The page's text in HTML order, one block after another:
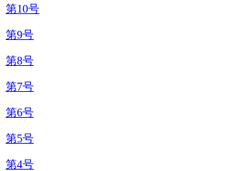
第10号
第9号
第8号
第7号
第6号
第5号
第4号